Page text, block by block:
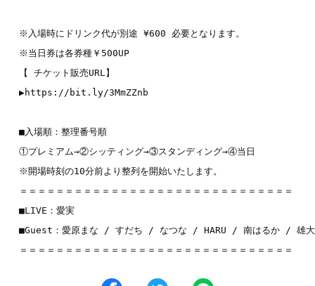
※入場時にドリンク代が別途 ¥600 必要となります。
※当日券は各券種￥500UP
【 チケット販売URL】
▶︎https://bit.ly/3MmZZnb
■入場順：整理番号順
①プレミアム→②シッティング→③スタンディング→④当日
※開場時刻の10分前より整列を開始いたします。
＝＝＝＝＝＝＝＝＝＝＝＝＝＝＝＝＝＝＝＝＝＝＝＝＝＝＝＝＝＝
■LIVE：愛実
■Guest：愛原まな / すだち / なつな / HARU / 南はるか / 雄
＝＝＝＝＝＝＝＝＝＝＝＝＝＝＝＝＝＝＝＝＝＝＝＝＝＝＝＝＝＝